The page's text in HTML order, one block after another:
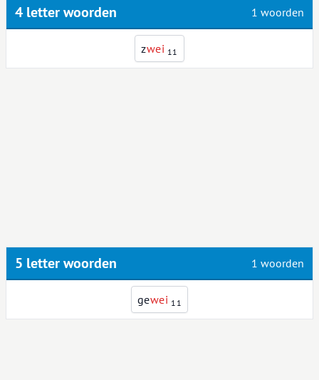
4 letter woorden 1 woorden
zwei 11
5 letter woorden 1 woorden
gewei 11